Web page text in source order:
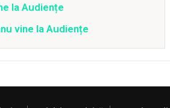
la Audiențe
vine la Audiențe